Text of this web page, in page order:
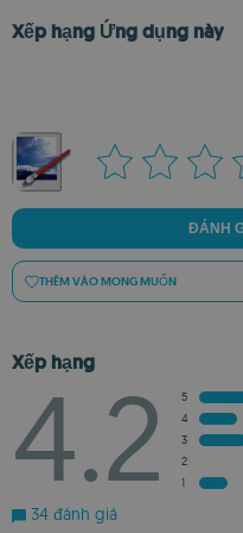
Xếp hạng Ứng dụng này
ĐÁNH
THÊM VÀO MONG MUỐN
Xếp hạng
4.2
5
4
3
2
1
34 đánh giá